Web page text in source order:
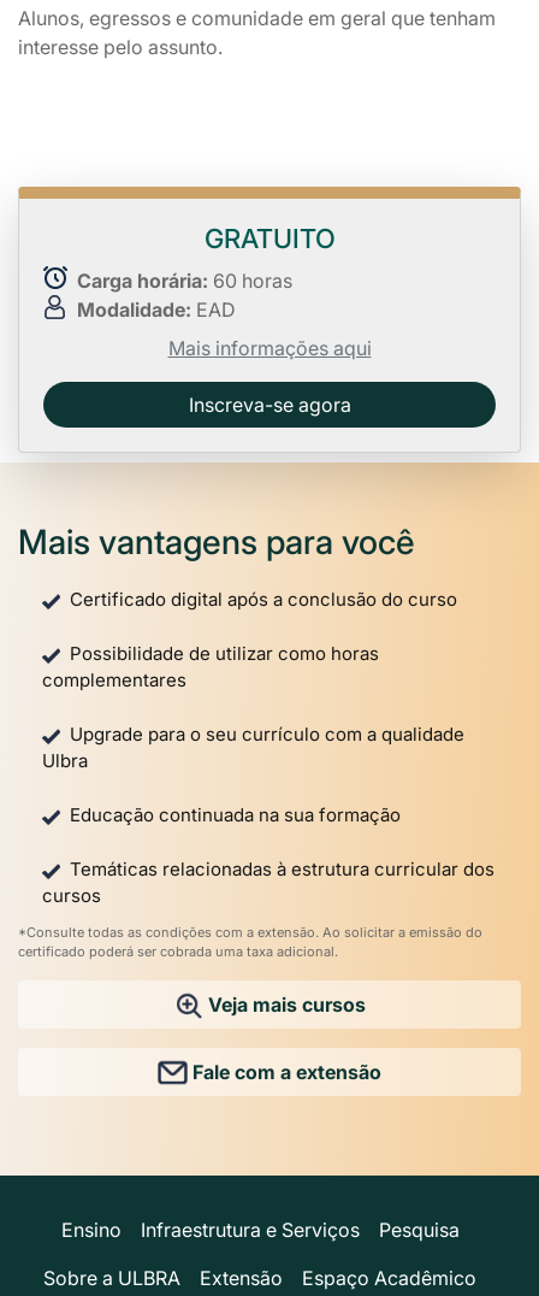
Alunos, egressos e comunidade em geral que tenham
interesse pelo assunto.
GRATUITO
Carga horária: 60 horas
Modalidade: EAD
Mais informações aqui
Inscreva-se agora
Mais vantagens para você
Certificado digital após a conclusão do curso
Possibilidade de utilizar como horas
complementares
Upgrade para o seu currículo com a qualidade
Ulbra
Educação continuada na sua formação
Temáticas relacionadas à estrutura curricular dos
cursos
*Consulte todas as condições com a extensão. Ao solicitar a emissão do
certificado poderá ser cobrada uma taxa adicional.
Veja mais cursos
Fale com a extensão
Ensino Infraestrutura e Serviços
Pesquisa
Sobre a ULBRA
Extensão
Espaço Acadêmico